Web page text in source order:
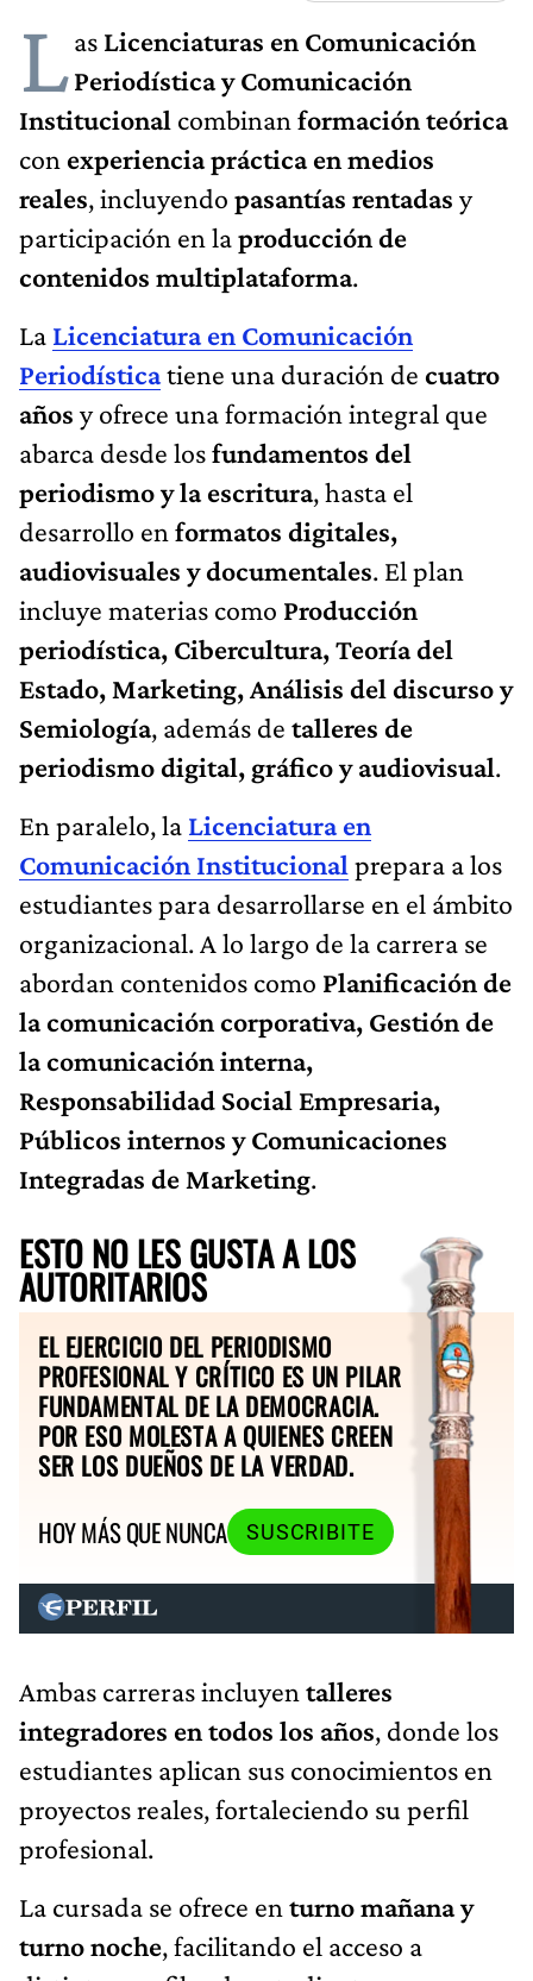
Las Licenciaturas en Comunicación
Periodística y Comunicación
Institucional combinan formación teórica
con experiencia práctica en medios
reales, incluyendo pasantías rentadas y
participación en laproducción de
contenidos multiplataforma.
La Licenciatura en Comunicación
Periodísticatiene una duración de cuatro
años y ofrece una formación integral que
abarca desde losfundamentos del
periodismo y la escritura, hasta el
desarrollo en formatos digitales,
audiovisuales y documentales. El plan
incluye materias como Producción
periodística, Cibercultura, Teoría del
Estado, Marketing, Análisis del discurso y
Semiología, además de talleres de
periodismo digital, gráfico y audiovisual.
En paralelo, la Licenciatura en
Comunicación Institucional prepara a los
estudiantes para desarrollarse en el ámbito
organizacional. A lo largo de la carrera se
abordan contenidos como Planificación de
la comunicación corporativa, Gestión de
la comunicación interna,
Responsabilidad Social Empresaria,
Públicos internos y Comunicaciones
Integradas de Marketing.
ESTO NO LES GUSTA A LOS
AUTORITARIOS
EL EJERCICIO DEL PERIODISMO
PROFESIONAL Y CRÍTICO ES UN PILAR
FUNDAMENTAL DE LA DEMOCRACIA.
POR ESO MOLESTA A QUIENES CREEN
SER LOS DUEÑOS DE LA VERDAD.
HOY MÁS QUE NUNCA
SUSCRIBITE
Ambas carreras incluyen talleres
integradores en todos los años, donde los
estudiantes aplican sus conocimientos en
proyectos reales, fortaleciendo su perfil
profesional.
La cursada se ofrece en turno mañana y
turno noche, facilitando el acceso a